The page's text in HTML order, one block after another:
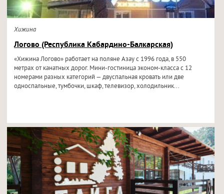
Хижина
Логово (Республика Кабардино-Балкарская)
«Хижина Логово» работает на поляне Азау с 1996 года, в 550
метрах от канатных дорог. Мини-гостиница эконом-класса с 12
номерами разных категорий — двуспальная кровать или две
односпальные, тумбочки, шкаф, телевизор, холодильник...